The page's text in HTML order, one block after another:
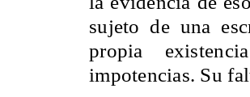
sujeto de una
propia
impotencias. Su